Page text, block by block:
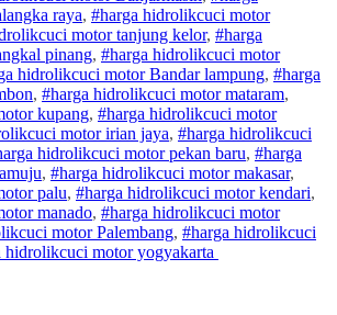
raya, #harga hidrolikcuci motor
cuci motortanjung kelor, #harga
pinang, #harga hidrolikcuci motor
hidrolikcuci motorBandar lampung, #harga
, #harga hidrolikcuci motormataram,
kupang, #harga hidrolikcuci motor
cuci motoririan jaya, #harga hidrolikcuci
hidrolikcuci motorpekan baru, #harga
, #harga hidrolikcuci motormakasar,
palu, #harga hidrolikcuci motorkendari,
manado, #harga hidrolikcuci motor
cuci motorPalembang, #harga hidrolikcuci
hidrolikcuci motoryogyakarta